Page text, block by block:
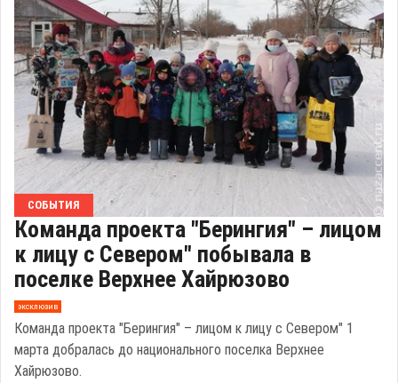
СОБЫТИЯ
Команда проекта "Берингия" – лицом
к лицу с Севером" побывала в
поселке Верхнее Хайрюзово
эксклюзив
Команда проекта "Берингия" – лицом к лицу с Севером" 1
марта добралась до национального поселка Верхнее
Хайрюзово.